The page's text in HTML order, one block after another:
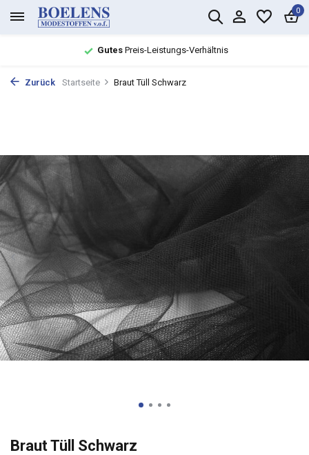
0
GutesPreis-Leistungs-Verhältnis
Zurück Startseite Braut Tüll Schwarz
Braut Tüll Schwarz